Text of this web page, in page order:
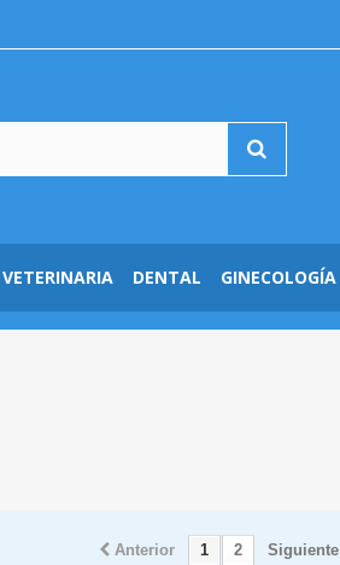
VETERINARIA DENTAL GINECOLOGÍA
Anterior 1 2 Siguiente